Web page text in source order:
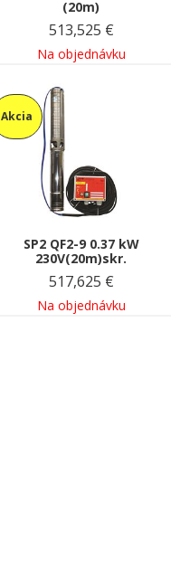
(20m)
513,525 €
Na objednávku
Akcia
SP2 QF2-9 0.37 kW
230V(20m)skr.
517,625 €
Na objednávku